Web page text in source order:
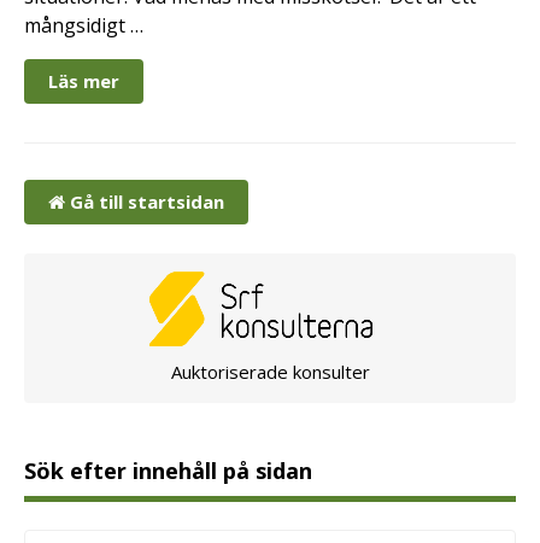
mångsidigt …
Läs mer
Gå till startsidan
Auktoriserade konsulter
Sök efter innehåll på sidan